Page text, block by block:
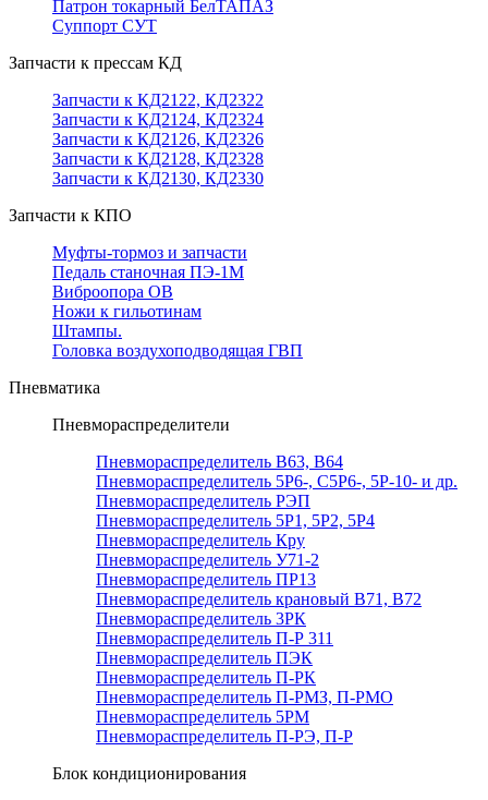
Патрон токарный БелТАПАЗ
Суппорт СУТ
Запчасти к прессам КД
Запчасти к КД2122, КД2322
Запчасти к КД2124, КД2324
Запчасти к КД2126, КД2326
Запчасти к КД2128, КД2328
Запчасти к КД2130, КД2330
Запчасти к КПО
Муфты-тормоз и запчасти
Педаль станочная ПЭ-1М
Виброопора ОВ
Ножи к гильотинам
Штампы.
Головка воздухоподводящая ГВП
Пневматика
Пневмораспределители
Пневмораспределитель В63, В64
Пневмораспределитель 5Р6-, С5Р6-, 5Р-10- и др.
Пневмораспределитель РЭП
Пневмораспределитель 5Р1, 5Р2, 5Р4
Пневмораспределитель Кру
Пневмораспределитель У71-2
Пневмораспределитель ПР13
Пневмораспределитель крановый В71, В72
Пневмораспределитель 3РК
Пневмораспределитель П-Р 311
Пневмораспределитель ПЭК
Пневмораспределитель П-РК
Пневмораспределитель П-РМЗ, П-РМО
Пневмораспределитель 5РМ
Пневмораспределитель П-РЭ, П-Р
Блок кондиционирования